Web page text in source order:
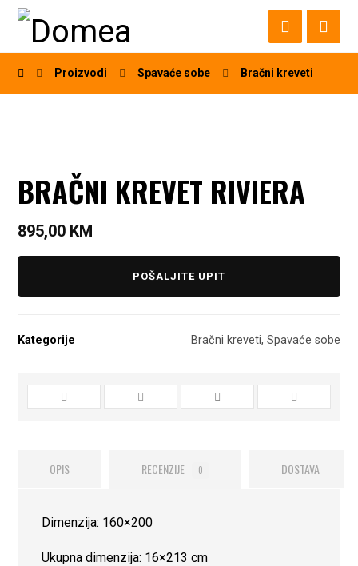
Proizvodi Spavaće sobe Bračni kreveti
BRAČNI KREVET RIVIERA
895,00 KM
POŠALJITE UPIT
Kategorije Bračni kreveti, Spavaće sobe
OPIS RECENZIJE 0 DOSTAVA
Dimenzija: 160×200
Ukupna dimenzija: 16×213 cm